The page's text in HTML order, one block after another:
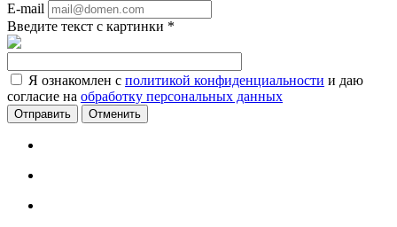
E-mail
Введите текст с картинки *
Я ознакомлен с политикой конфиденциальности и даю
согласие на обработку персональных данных
Отменить